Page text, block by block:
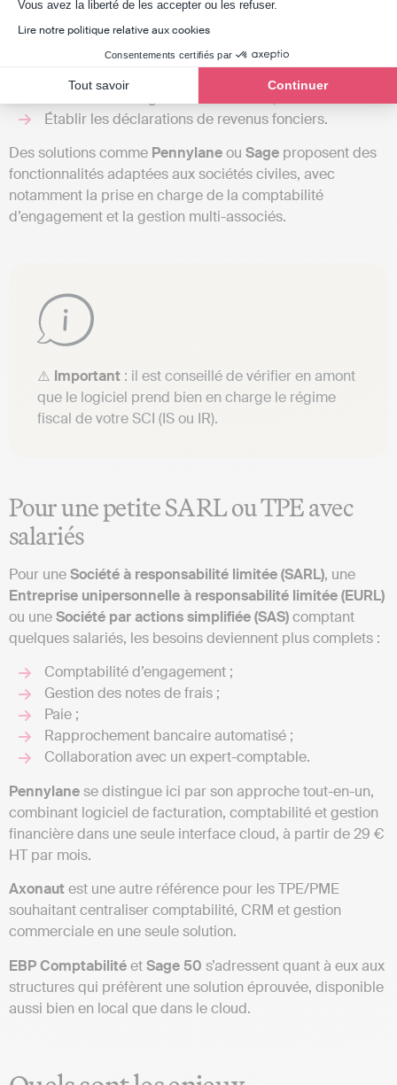
Vous avez la liberté de les accepter ou les refuser.
Lire notre politique relative aux cookies
Consentements certifiés par
Tout savoir Continuer
Gérer les baux ;
Établir les déclarations de revenus fonciers.
Des solutions comme Pennylaneou Sage proposent des
fonctionnalités adaptées aux sociétés civiles, avec
notamment la prise en charge de la comptabilité
d’engagement et la gestion multi-associés.
⚠️ Important : il est conseillé de vérifier en amont
que le logiciel prend bien en charge le régime
fiscal de votre SCI (IS ou IR).
Pour une petite SARL ou TPE avec
salariés
Pour uneSociété à responsabilité limitée (SARL), une
Entreprise unipersonnelle à responsabilité limitée (EURL)
ou uneSociété par actions simplifiée (SAS)comptant
quelques salariés, les besoins deviennent plus complets :
Comptabilité d’engagement ;
Gestion des notes de frais ;
Paie ;
Rapprochement bancaire automatisé ;
Collaboration avec un expert-comptable.
Pennylanese distingue ici par son approche tout-en-un,
combinant logiciel de facturation, comptabilité et gestion
financière dans une seule interface cloud, à partir de 29 €
HT par mois.
Axonautest une autre référence pour les TPE/PME
souhaitant centraliser comptabilité, CRM et gestion
commerciale en une seule solution.
EBP ComptabilitéetSage 50 s’adressent quant à eux aux
structures qui préfèrent une solution éprouvée, disponible
aussi bien en local que dans le cloud.